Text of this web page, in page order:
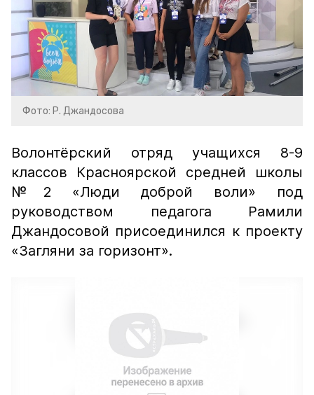
Фото: Р. Джандосова
Волонтёрский отряд учащихся 8-9
классов Красноярской средней школы
№2 «Люди доброй воли» под
руководством педагога Рамили
Джандосовой присоединился к проекту
«Загляни за горизонт».